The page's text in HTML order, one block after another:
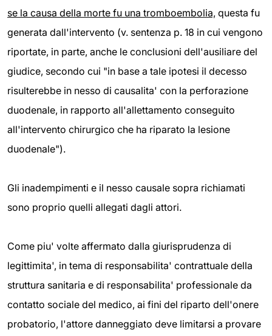
se la causa della morte fu una tromboembolia, questa fu
generata dall'intervento (v. sentenza p. 18 in cui vengono
riportate, in parte, anche le conclusioni dell'ausiliare del
giudice, secondo cui "in base a tale ipotesi il decesso
risulterebbe in nesso di causalita' con la perforazione
duodenale, in rapporto all'allettamento conseguito
all'intervento chirurgico che ha riparato la lesione
duodenale").
Gli inadempimenti e il nesso causale sopra richiamati
sono proprio quelli allegati dagli attori.
Come piu' volte affermato dalla giurisprudenza di
legittimita', in tema di responsabilita' contrattuale della
struttura sanitaria e di responsabilita' professionale da
contatto sociale del medico, ai fini del riparto dell'onere
probatorio, l'attore danneggiato deve limitarsi a provare